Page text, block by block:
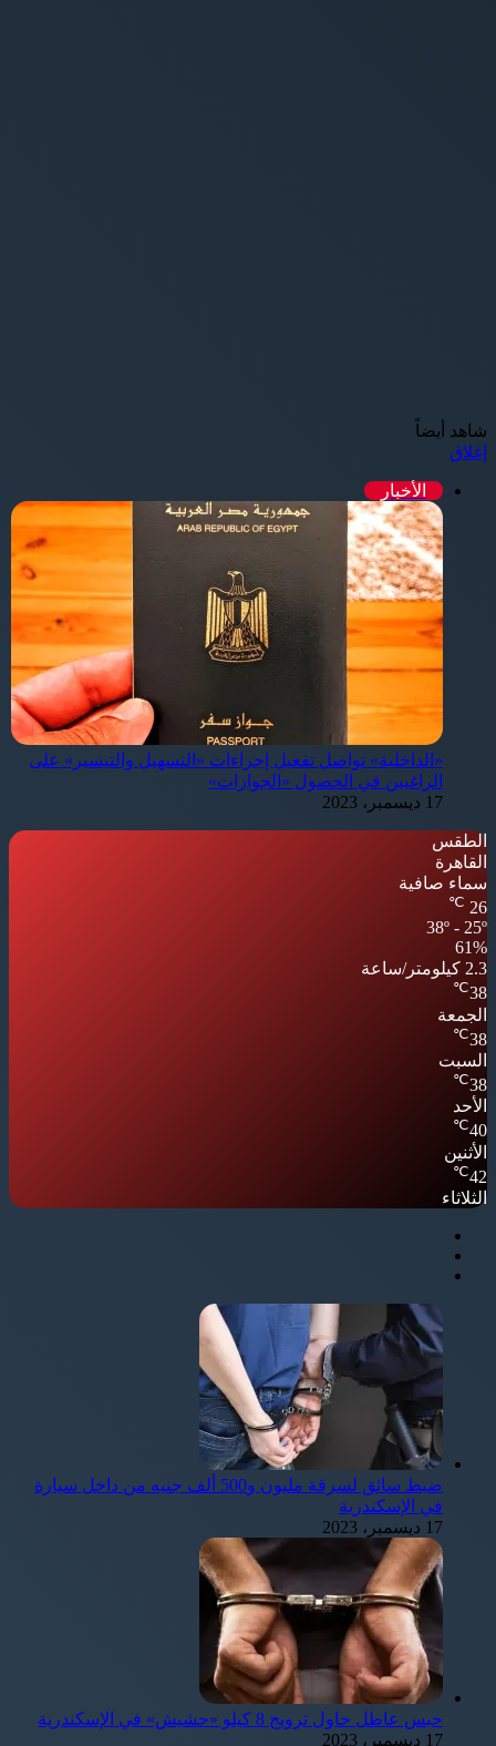
شاهد أيضاً
إغلاق
الأخبار
«الداخلية» تواصل تفعيل إجراءات «التسهيل والتيسير» على
الراغبين في الحصول «الجوازات»
17 ديسمبر، 2023
الطقس
القاهرة
سماء صافية
26
℃
38º - 25º
61%
2.3 كيلومتر/ساعة
38
℃
الجمعة
38
℃
السبت
38
℃
الأحد
40
℃
الأثنين
42
℃
الثلاثاء
ضبط سائق لسرقة مليون و500 ألف جنيه من داخل سيارة
في الإسكندرية
17 ديسمبر، 2023
حبس عاطل حاول ترويج 8 كيلو «حشيش» في الإسكندرية
17 ديسمبر، 2023